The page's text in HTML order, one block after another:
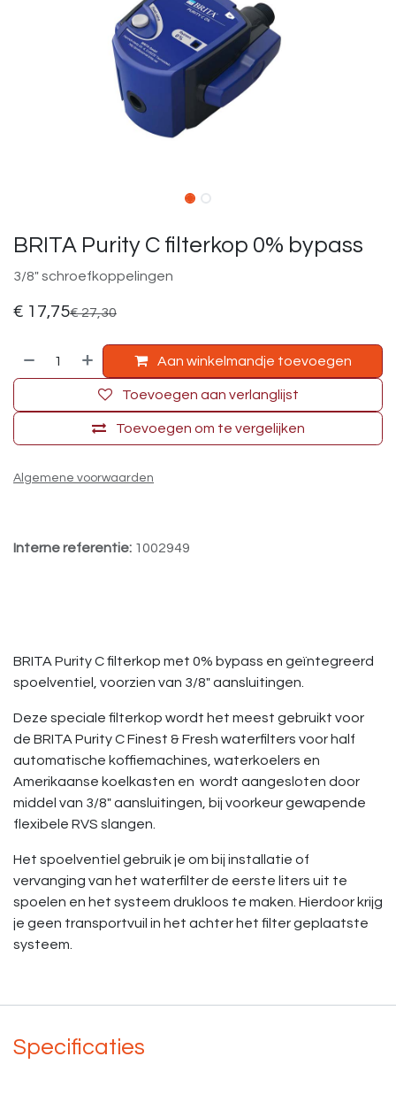
BRITA Purity C filterkop 0% bypass
3/8" schroefkoppelingen
€ 17,75€27,30
Aan winkelmandje toevoegen
Toevoegen om te vergelijken
Toevoegen aan verlanglijst
Algemene voorwaarden
Interne referentie: 1002949
BRITA Purity C filterkop met 0% bypass en geïntegreerd
spoelventiel, voorzien van 3/8" aansluitingen.
Deze speciale filterkop wordt het meest gebruikt voor
de BRITA Purity C Finest & Fresh waterfilters voor half
automatische koffiemachines, waterkoelers en
Amerikaanse koelkasten en wordt aangesloten door
middel van 3/8" aansluitingen, bij voorkeur gewapende
flexibele RVS slangen.
Het spoelventiel gebruik je om bij installatie of
vervanging van het waterfilter de eerste liters uit te
spoelen en het systeem drukloos te maken. Hierdoor krijg
je geen transportvuil in het achter het filter geplaatste
systeem.
Specificaties